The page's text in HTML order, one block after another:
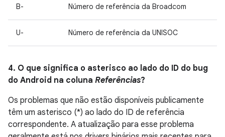
B- Número de referência da Broadcom
U- Número de referência da UNISOC
4. O que significa o asterisco ao lado do ID do bug
do Android na coluna Referências?
Os problemas que não estão disponíveis publicamente
têm um asterisco (*) ao lado do ID de referência
correspondente. A atualização para esse problema